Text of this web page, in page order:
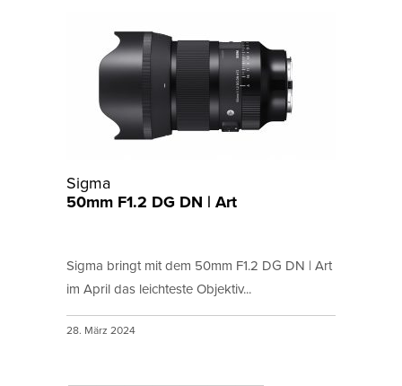
Sigma
50mm F1.2 DG DN | Art
Sigma bringt mit dem 50mm F1.2 DG DN | Art
im April das leichteste Objektiv...
28. März 2024